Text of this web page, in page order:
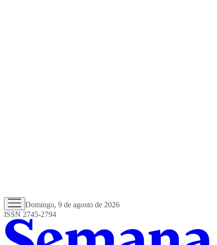
Domingo, 9 de agosto de 2026
ISSN 2745-2794